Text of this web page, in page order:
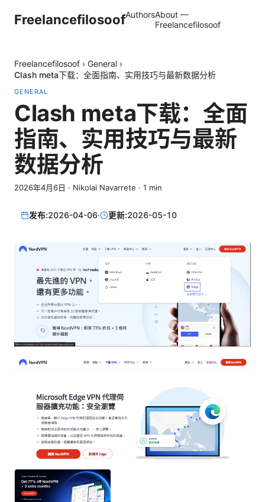
FreelancefilosoofAuthorsAbout —
Freelancefilosoof
Freelancefilosoof › General ›
Clash meta下载：全面指南、实用技巧与最新数据分析
GENERAL
Clash meta下载：全面
指南、实用技巧与最新
数据分析
2026年4月6日 · Nikolai Navarrete · 1 min
发布:2026-04-06· 更新:2026-05-10